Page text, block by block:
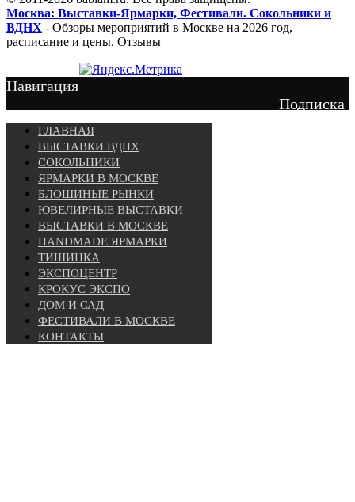
Москва: Выставки-Ярмарки, Фестивали. Сокольники и
ВДНХ - Обзоры мероприятий в Москве на 2026 год,
расписание и цены. Отзывы
Навигация
Подписка
ГЛАВНАЯ
ВЫСТАВКИ ВДНХ
СОКОЛЬНИКИ
ЯРМАРКИ В МОСКВЕ
БЛОШИНЫЕ РЫНКИ
ЮВЕЛИРНЫЕ ВЫСТАВКИ
ВЫСТАВКИ В МОСКВЕ
HANDMADE ЯРМАРКИ
ТИШИНКА
ЭКСПОЦЕНТР
КРОКУС ЭКСПО
ДОМ И САД
ФЕСТИВАЛИ В МОСКВЕ
КОНТАКТЫ